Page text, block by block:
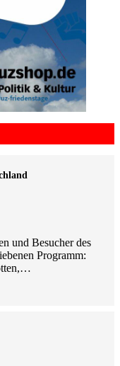
und Besucher des
Programm: